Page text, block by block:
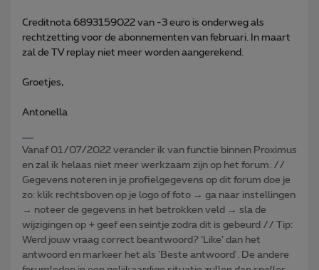
Creditnota 6893159022 van -3 euro is onderweg als
rechtzetting voor de abonnementen van februari. In maart
zal de TV replay niet meer worden aangerekend.
Groetjes,
Antonella
Vanaf 01/07/2022 verander ik van functie binnen Proximus
en zal ik helaas niet meer werkzaam zijn op het forum. //
Gegevens noteren in je profielgegevens op dit forum doe je
zo: klik rechtsboven op je logo of foto → ga naar instellingen
→ noteer de gegevens in het betrokken veld → sla de
wijzigingen op + geef een seintje zodra dit is gebeurd // Tip:
Werd jouw vraag correct beantwoord? ‘Like’ dan het
antwoord en markeer het als 'Beste antwoord'. De andere